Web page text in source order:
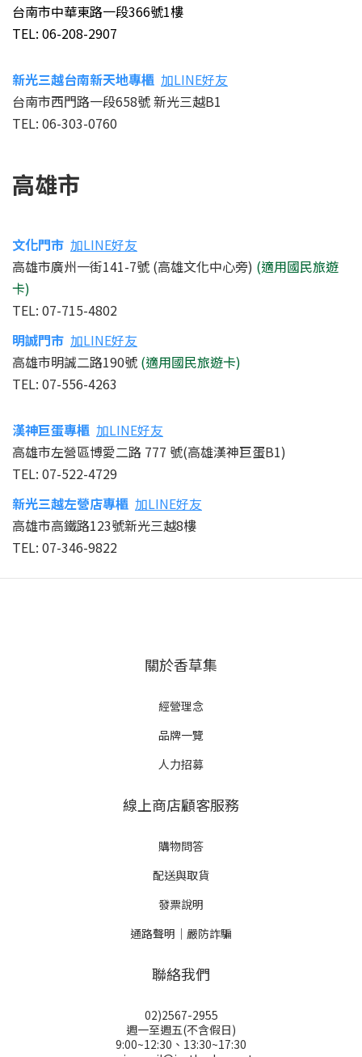
台南市中華東路一段366號1樓
TEL: 06-208-2907
新光三越台南新天地專櫃 加LINE好友
台南市西門路一段658號 新光三越B1
TEL: 06-303-0760
高雄市
文化門市 加LINE好友
高雄市廣州一街141-7號 (高雄文化中心旁) (適用國民旅遊
卡)
TEL: 07-715-4802
明誠門市 加LINE好友
高雄市明誠二路190號 (適用國民旅遊卡)
TEL: 07-556-4263
漢神巨蛋專櫃 加LINE好友
高雄市左營區博愛二路 777 號(高雄漢神巨蛋B1)
TEL: 07-522-4729
新光三越左營店專櫃 加LINE好友
高雄市高鐵路123號新光三越8樓
TEL: 07-346-9822
關於香草集
經營理念
品牌一覽
人力招募
線上商店顧客服務
購物問答
配送與取貨
發票說明
通路聲明｜嚴防詐騙
聯絡我們
02)2567-2955
週一至週五(不含假日)
9:00~12:30、13:30~17:30